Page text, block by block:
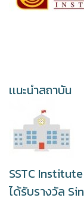
เเนะนำสถาบัน
SSTC
ได้รับรางวัล